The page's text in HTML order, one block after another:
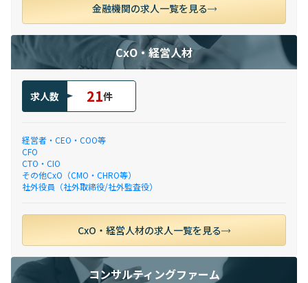
金融機関の求人一覧を見る
CxO・経営人材
求人数 21件
経営者・CEO・COO等
CFO
CTO・CIO
その他CxO（CMO・CHRO等）
社外役員（社外取締役/社外監査役）
CxO・経営人材の求人一覧を見る
コンサルティングファーム